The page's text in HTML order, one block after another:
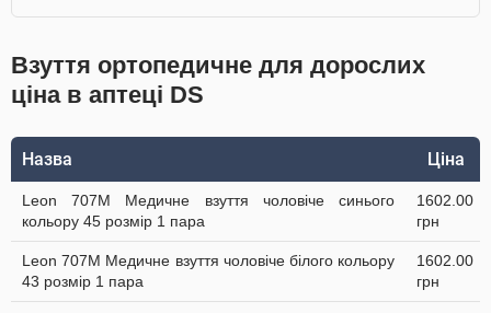
Взуття ортопедичне для дорослих
ціна в аптеці DS
Назва Ціна
Leon 707M Медичне взуття чоловіче синього
кольору 45 розмір 1 пара
1602.00
грн
Leon 707M Медичне взуття чоловіче білого кольору
43 розмір 1 пара
1602.00
грн